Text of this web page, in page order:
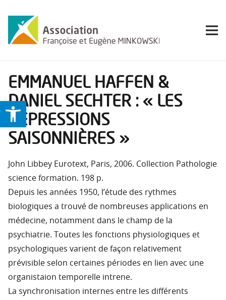
EMMANUEL HAFFEN &
DANIEL SECHTER : « LES
DÉPRESSIONS
SAISONNIÈRES »
John Libbey Eurotext, Paris, 2006. Collection Pathologie
science formation. 198 p.
Depuis les années 1950, l’étude des rythmes
biologiques a trouvé de nombreuses applications en
médecine, notamment dans le champ de la
psychiatrie. Toutes les fonctions physiologiques et
psychologiques varient de façon relativement
prévisible selon certaines périodes en lien avec une
organistaion temporelle intrene.
La synchronisation internes entre les différents
Ouvrir la barre d’outils